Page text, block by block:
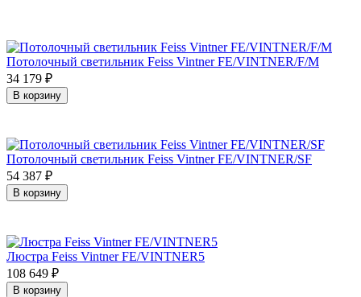
Потолочный светильник Feiss Vintner FE/VINTNER/F/M
34 179 ₽
В корзину
Потолочный светильник Feiss Vintner FE/VINTNER/SF
54 387 ₽
В корзину
Люстра Feiss Vintner FE/VINTNER5
108 649 ₽
В корзину